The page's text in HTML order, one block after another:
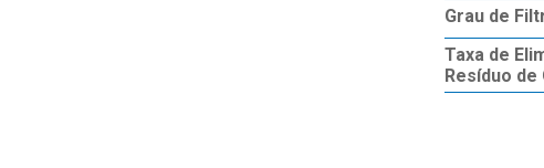
Grau de
Taxa de
Resíduo de